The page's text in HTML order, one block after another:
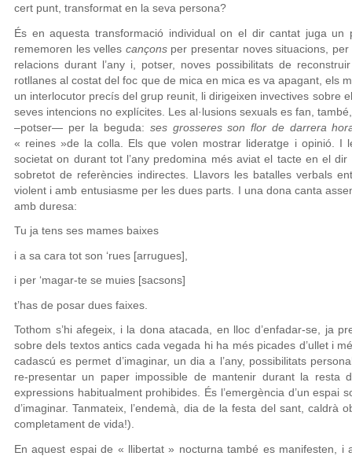
cert punt, transformat en la seva persona?
És en aquesta transformació individual on el dir cantat juga
rememoren les velles cançonsper presentar noves situacions,
relacions durant l’any i, potser, noves possibilitats de
rotllanes al costat del foc que de mica en mica es va apagant, els
un interlocutor precís del grup reunit, li dirigeixen invectives sobre
seves intencions no explícites. Les al·lusions sexuals es fan,
–potser— per la beguda: ses grosseres son flor de darrera
« reines »de la colla. Els que volen mostrar lideratge i opinió. I
societat on durant tot l’any predomina més aviat el tacte en el dir
sobretot de referències indirectes. Llavors les batalles verbals
violent i amb entusiasme per les dues parts. I una dona canta
amb duresa:
Tu ja tens ses mames baixes
i a sa cara tot son ‘rues [arrugues],
i per ‘magar-te se muies [sacsons]
t’has de posar dues faixes.
Tothom s’hi afegeix, i la dona atacada, en lloc d’enfadar-se, ja
sobre dels textos antics cada vegada hi ha més picades d’ullet i
cadascú es permet d’imaginar, un dia a l’any, possibilitats
re-presentar un paper impossible de mantenir durant la resta
expressions habitualment prohibides. És l’emergència d’un espai
d’imaginar. Tanmateix, l’endemà, dia de la festa del sant, caldrà
completament de vida!).
En aquest espai de « llibertat » nocturna també es manifesten, i